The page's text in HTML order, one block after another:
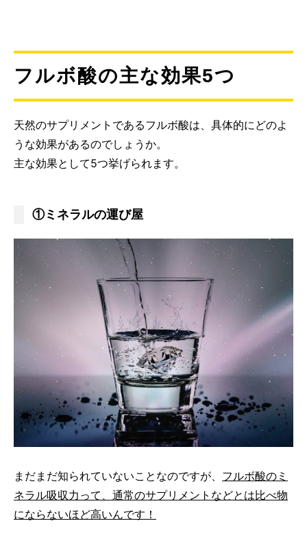
フルボ酸の主な効果5つ
天然のサプリメントであるフルボ酸は、具体的にどのよ
うな効果があるのでしょうか。
主な効果として5つ挙げられます。
①ミネラルの運び屋
まだまだ知られていないことなのですが、 フルボ酸のミ
ネラル吸収力って、通常のサプリメントなどとは比べ物
にならないほど高いんです！